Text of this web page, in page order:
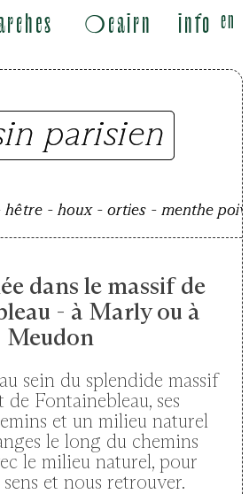
❍cairn info en
parisien
- houx - orties - menthe
- houx - orties - menthe
dans le massif de
- à Marly ou à
Meudon
sein du splendide massif
de Fontainebleau, ses
et un milieu naturel
le long du chemins
le milieu naturel, pour
et nous retrouver.